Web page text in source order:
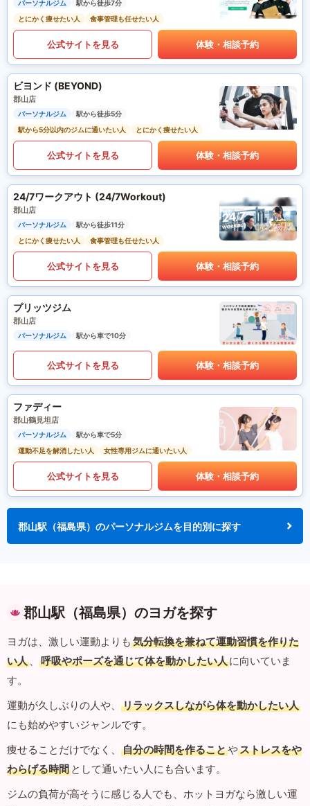
パーソナルジム
駅から徒歩7分
とにかく痩せたい人
食事管理も任せたい人
公式サイトを見る 体験・相談予約
ビヨンド (BEYOND)
郡山店
パーソナルジム
駅から徒歩5分
駅から5分以内のジムに通いたい人
とにかく痩せたい人
公式サイトを見る 体験・相談予約
24/7ワークアウト (24/7Workout)
郡山店
パーソナルジム
駅から徒歩11分
とにかく痩せたい人
食事管理も任せたい人
公式サイトを見る 体験・相談予約
プリッツジム
郡山店
パーソナルジム 駅から車で10分
公式サイトを見る 体験・相談予約
ファディー
郡山鶴見坦店
パーソナルジム
駅から車で5分
運動不足を解消したい人
女性専用ジムに通いたい人
公式サイトを見る 体験・相談予約
郡山駅（福島県）のパーソナルジムを目的別に探す
郡山駅（福島県）のヨガを探す
ヨガは、激しい運動よりも 気分転換を兼ねて運動習慣を作りた
い人 、 呼吸やポーズを通じて体を動かしたい人に向いていま
す。
運動が久しぶりの人や、
リラックスしながら体を動かしたい人
にも始めやすいジャンルです。
痩せることだけでなく、
自分の時間を作ることやストレスをや
わらげる時間 として通いたい人にも合います。
ジムの負荷が高そうに感じる人でも、ホットヨガなら激しい運